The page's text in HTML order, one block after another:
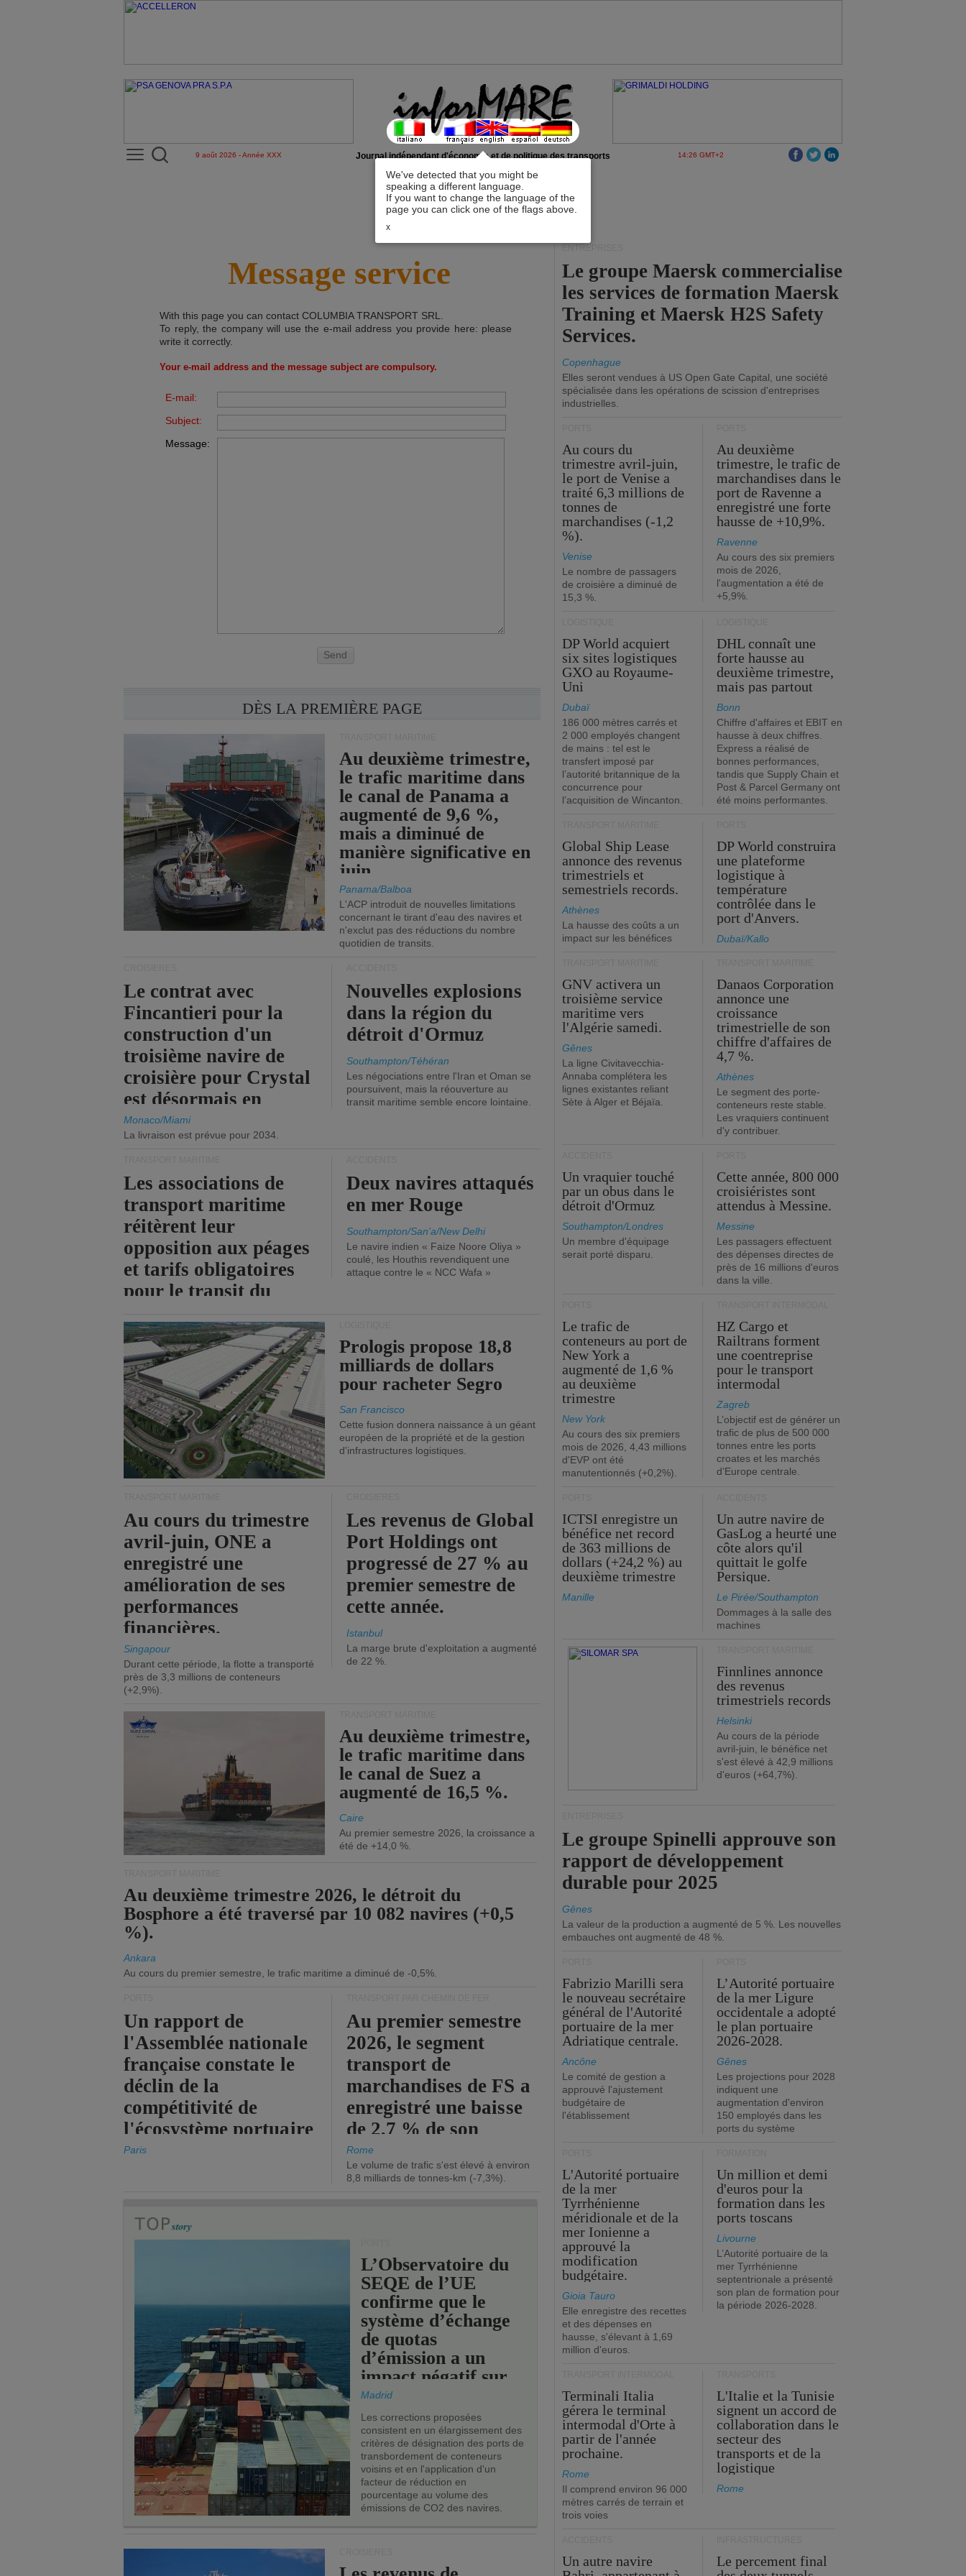
We've detected that you might be
speaking a different language.
If you want to change the language of the
page you can click one of the flags above.
x
9 août 2026 - Année XXX Journal indépendant d'économie et de politique des transports 14:26 GMT+2
Message service
With this page you can contact COLUMBIA TRANSPORT SRL
To reply, the company will use the e-mail address you provide here: please
write it correctly.
Your e-mail address and the message subject are compulsory.
E-mail:
Subject:
Message:
Send
DÈS LA PREMIÈRE PAGE
Au deuxième trimestre,
le trafic maritime dans
le canal de Panama a
augmenté de 9,6 %,
mais a diminué de
manière significative en
juin.
Panama/Balboa
L'ACP introduit de nouvelles limitations
concernant le tirant d'eau des navires et
n'exclut pas des réductions du nombre
quotidien de transits.
Le contrat avec
Fincantieri pour la
construction d'un
troisième navire de
croisière pour Crystal
est désormais en
vigueur.
Monaco/Miami
La livraison est prévue pour 2034.
Nouvelles explosions
dans la région du
détroit d'Ormuz
Southampton/Téhéran
Les négociations entre l'Iran et Oman se
poursuivent, mais la réouverture au
transit maritime semble encore lointaine.
Les associations de
transport maritime
réitèrent leur
opposition aux péages
et tarifs obligatoires
pour le transit du
Deux navires attaqués
en mer Rouge
Southampton/San'a/New Delhi
Le navire indien « Faize Noore Oliya »
coulé, les Houthis revendiquent une
attaque contre le « NCC Wafa »
Prologis propose 18,8
milliards de dollars
pour racheter Segro
San Francisco
Cette fusion donnera naissance à un géant
européen de la propriété et de la gestion
d'infrastructures logistiques.
Au cours du trimestre
avril-juin, ONE a
enregistré une
amélioration de ses
performances
financières.
Singapour
Durant cette période, la flotte a transporté
près de 3,3 millions de conteneurs
(+2,9%).
Les revenus de Global
Port Holdings ont
progressé de 27 % au
premier semestre de
cette année.
Istanbul
La marge brute d'exploitation a augmenté
de 22 %.
Au deuxième trimestre,
le trafic maritime dans
le canal de Suez a
augmenté de 16,5 %.
Caire
Au premier semestre 2026, la croissance a
été de +14,0 %.
Au deuxième trimestre 2026, le détroit du
Bosphore a été traversé par 10 082 navires (+0,5
%).
Ankara
Au cours du premier semestre, le trafic maritime a diminué de -0,5%.
Un rapport de
l'Assemblée nationale
française constate le
déclin de la
compétitivité de
l'écosystème portuaire
de l'État.
Paris
Au premier semestre
2026, le segment
transport de
marchandises de FS a
enregistré une baisse
de 2,7 % de son
chiffre d'affaires
opérationnel.
Rome
Le volume de trafic s'est élevé à environ
8,8 milliards de tonnes-km (-7,3%).
L’Observatoire du
SEQE de l’UE
confirme que le
système d’échange
de quotas
d’émission a un
impact négatif sur
les ports de l’UE.
Madrid
Les corrections proposées
consistent en un élargissement des
critères de désignation des ports de
transbordement de conteneurs
voisins et en l'application d'un
facteur de réduction en
pourcentage au volume des
émissions de CO2 des navires.
ENTREPRISES
Le groupe Maersk commercialise
les services de formation Maersk
Training et Maersk H2S Safety
Services.
Copenhague
Elles seront vendues à US Open Gate Capital, une société
spécialisée dans les opérations de scission d'entreprises
industrielles.
Au cours du
trimestre avril-juin,
le port de Venise a
traité 6,3 millions de
tonnes de
marchandises (-1,2
%).
Venise
Le nombre de passagers
de croisière a diminué de
15,3 %.
Au deuxième
trimestre, le trafic de
marchandises dans le
port de Ravenne a
enregistré une forte
hausse de +10,9%.
Ravenne
Au cours des six premiers
mois de 2026,
l'augmentation a été de
+5,9%.
DP World acquiert
six sites logistiques
GXO au Royaume-
Uni
Dubaï
186 000 mètres carrés et
2 000 employés changent
de mains : tel est le
transfert imposé par
l’autorité britannique de la
concurrence pour
l’acquisition de Wincanton.
DHL connaît une
forte hausse au
deuxième trimestre,
mais pas partout
Bonn
Chiffre d'affaires et EBIT en
hausse à deux chiffres.
Express a réalisé de
bonnes performances,
tandis que Supply Chain et
Post & Parcel Germany ont
été moins performantes.
Global Ship Lease
annonce des revenus
trimestriels et
semestriels records.
Athènes
La hausse des coûts a un
impact sur les bénéfices
DP World construira
une plateforme
logistique à
température
contrôlée dans le
port d'Anvers.
Dubaï/Kallo
GNV activera un
troisième service
maritime vers
l'Algérie samedi.
Gênes
La ligne Civitavecchia-
Annaba complétera les
lignes existantes reliant
Sète à Alger et Béjaïa.
Danaos Corporation
annonce une
croissance
trimestrielle de son
chiffre d'affaires de
4,7 %.
Athènes
Le segment des porte-
conteneurs reste stable.
Les vraquiers continuent
d'y contribuer.
Un vraquier touché
par un obus dans le
détroit d'Ormuz
Southampton/Londres
Un membre d'équipage
serait porté disparu.
Cette année, 800 000
croisiéristes sont
attendus à Messine.
Messine
Les passagers effectuent
des dépenses directes de
près de 16 millions d'euros
dans la ville.
Le trafic de
conteneurs au port de
New York a
augmenté de 1,6 %
au deuxième
trimestre
New York
Au cours des six premiers
mois de 2026, 4,43 millions
d'EVP ont été
manutentionnés (+0,2%).
HZ Cargo et
Railtrans forment
une coentreprise
pour le transport
intermodal
Zagreb
L’objectif est de générer un
trafic de plus de 500 000
tonnes entre les ports
croates et les marchés
d’Europe centrale.
ICTSI enregistre un
bénéfice net record
de 363 millions de
dollars (+24,2 %) au
deuxième trimestre
Manille
Un autre navire de
GasLog a heurté une
côte alors qu'il
quittait le golfe
Persique.
Le Pirée/Southampton
Dommages à la salle des
machines
Finnlines annonce
des revenus
trimestriels records
Helsinki
Au cours de la période
avril-juin, le bénéfice net
s'est élevé à 42,9 millions
d'euros (+64,7%).
Le groupe Spinelli approuve son
rapport de développement
durable pour 2025
Gênes
La valeur de la production a augmenté de 5 %. Les nouvelles
embauches ont augmenté de 48 %.
Fabrizio Marilli sera
le nouveau secrétaire
général de l'Autorité
portuaire de la mer
Adriatique centrale.
Ancône
Le comité de gestion a
approuvé l'ajustement
budgétaire de
l'établissement
L’Autorité portuaire
de la mer Ligure
occidentale a adopté
le plan portuaire
2026-2028.
Gênes
Les projections pour 2028
indiquent une
augmentation d'environ
150 employés dans les
ports du système
L'Autorité portuaire
de la mer
Tyrrhénienne
méridionale et de la
mer Ionienne a
approuvé la
modification
budgétaire.
Gioia Tauro
Elle enregistre des recettes
et des dépenses en
hausse, s'élevant à 1,69
million d'euros.
Un million et demi
d'euros pour la
formation dans les
ports toscans
Livourne
L’Autorité portuaire de la
mer Tyrrhénienne
septentrionale a présenté
son plan de formation pour
la période 2026-2028.
Terminali Italia
gérera le terminal
intermodal d'Orte à
partir de l'année
prochaine.
Rome
Il comprend environ 96 000
mètres carrés de terrain et
trois voies
L'Italie et la Tunisie
signent un accord de
collaboration dans le
secteur des
transports et de la
logistique
Rome
Un autre navire
Le percement final